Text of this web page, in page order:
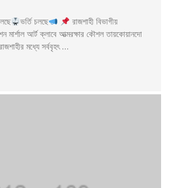
ভর্তি চলছে
রাজশাহী বিভাগীয়
মার্শাল আর্ট ক্লাবে আত্মরক্ষার কৌশল তায়কোয়ানদো
মধ্যে সর্ববৃহৎ …